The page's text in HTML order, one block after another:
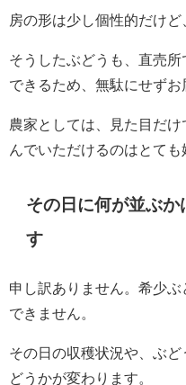
房の形は少し個性的だけど
そうしたぶどうも、直売
できるため、無駄にせずお
農家としては、見た目だけ
んでいただけるのはとても
その日に何が並ぶか
す
申し訳ありません。希少
できません。
その日の収穫状況や、ぶ
どうかが変わります。